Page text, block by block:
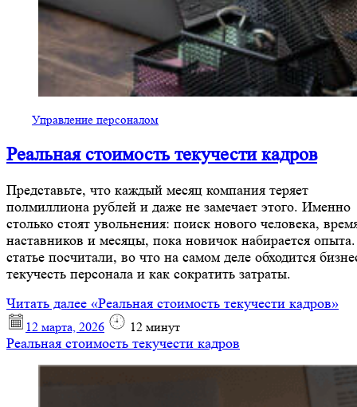
Управление персоналом
Реальная стоимость текучести кадров
Представьте, что каждый месяц компания теряет
полмиллиона рублей и даже не замечает этого. Именно
столько стоят увольнения: поиск нового человека,
наставников и месяцы, пока новичок набирается
статье посчитали, во что на самом деле обходится
текучесть персонала и как сократить затраты.
Читать далее «Реальная стоимость текучести кадров»
12 марта, 2026 12 минут
Реальная стоимость текучести кадров